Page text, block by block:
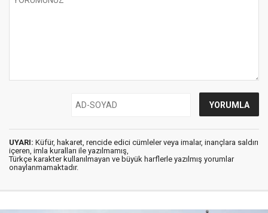
UYARI: Küfür, hakaret, rencide edici cümleler veya imalar, inançlara saldırı
içeren, imla kuralları ile yazılmamış,
Türkçe karakter kullanılmayan ve büyük harflerle yazılmış yorumlar
onaylanmamaktadır.